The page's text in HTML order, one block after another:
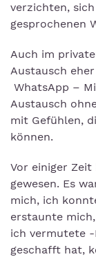
verzichten,
gesprochenen
Auch im
Austausch
WhatsApp –
Austausch
mit Gefühlen,
können.
Vor einiger
gewesen. Es
mich, ich
erstaunte
ich vermutete -
geschafft hat,